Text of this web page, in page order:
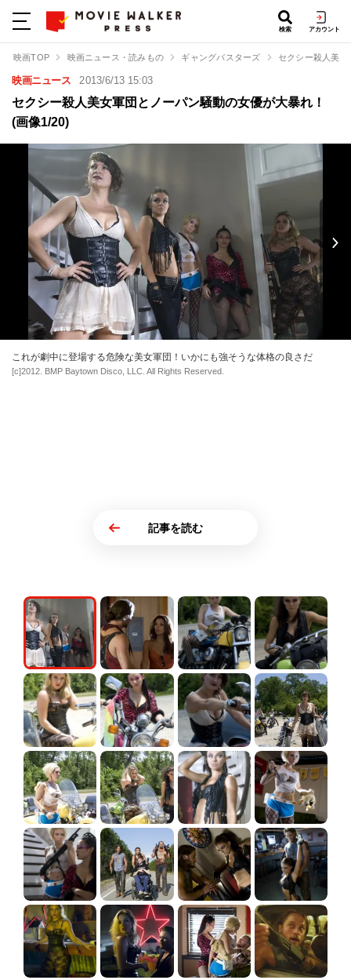
検索 アカウント
映画TOP 映画ニュース・読みもの ギャングバスターズ セクシー殺人美
映画ニュース 2013/6/13 15:03
セクシー殺人美女軍団とノーパン騒動の女優が大暴れ！
(画像1/20)
これが劇中に登場する危険な美女軍団！いかにも強そうな体格の良さだ
[c]2012. BMP Baytown Disco, LLC. All Rights Reserved.
記事を読む